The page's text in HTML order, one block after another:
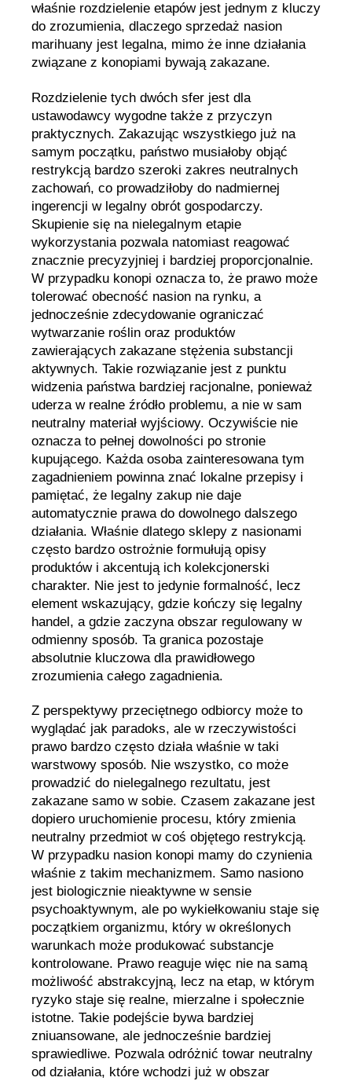
właśnie rozdzielenie etapów jest jednym z kluczy
do zrozumienia, dlaczego sprzedaż nasion
marihuany jest legalna, mimo że inne działania
związane z konopiami bywają zakazane.
Rozdzielenie tych dwóch sfer jest dla
ustawodawcy wygodne także z przyczyn
praktycznych. Zakazując wszystkiego już na
samym początku, państwo musiałoby objąć
restrykcją bardzo szeroki zakres neutralnych
zachowań, co prowadziłoby do nadmiernej
ingerencji w legalny obrót gospodarczy.
Skupienie się na nielegalnym etapie
wykorzystania pozwala natomiast reagować
znacznie precyzyjniej i bardziej proporcjonalnie.
W przypadku konopi oznacza to, że prawo może
tolerować obecność nasion na rynku, a
jednocześnie zdecydowanie ograniczać
wytwarzanie roślin oraz produktów
zawierających zakazane stężenia substancji
aktywnych. Takie rozwiązanie jest z punktu
widzenia państwa bardziej racjonalne, ponieważ
uderza w realne źródło problemu, a nie w sam
neutralny materiał wyjściowy. Oczywiście nie
oznacza to pełnej dowolności po stronie
kupującego. Każda osoba zainteresowana tym
zagadnieniem powinna znać lokalne przepisy i
pamiętać, że legalny zakup nie daje
automatycznie prawa do dowolnego dalszego
działania. Właśnie dlatego sklepy z nasionami
często bardzo ostrożnie formułują opisy
produktów i akcentują ich kolekcjonerski
charakter. Nie jest to jedynie formalność, lecz
element wskazujący, gdzie kończy się legalny
handel, a gdzie zaczyna obszar regulowany w
odmienny sposób. Ta granica pozostaje
absolutnie kluczowa dla prawidłowego
zrozumienia całego zagadnienia.
Z perspektywy przeciętnego odbiorcy może to
wyglądać jak paradoks, ale w rzeczywistości
prawo bardzo często działa właśnie w taki
warstwowy sposób. Nie wszystko, co może
prowadzić do nielegalnego rezultatu, jest
zakazane samo w sobie. Czasem zakazane jest
dopiero uruchomienie procesu, który zmienia
neutralny przedmiot w coś objętego restrykcją.
W przypadku nasion konopi mamy do czynienia
właśnie z takim mechanizmem. Samo nasiono
jest biologicznie nieaktywne w sensie
psychoaktywnym, ale po wykiełkowaniu staje się
początkiem organizmu, który w określonych
warunkach może produkować substancje
kontrolowane. Prawo reaguje więc nie na samą
możliwość abstrakcyjną, lecz na etap, w którym
ryzyko staje się realne, mierzalne i społecznie
istotne. Takie podejście bywa bardziej
zniuansowane, ale jednocześnie bardziej
sprawiedliwe. Pozwala odróżnić towar neutralny
od działania, które wchodzi już w obszar